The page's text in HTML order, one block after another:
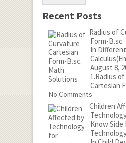
Recent Posts
Radius of
Form-
In
August 8,
1.Radius
Cartesian
No Comments
Children
Know
Technology